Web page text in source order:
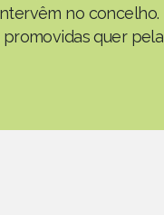
no concelho.
quer pela